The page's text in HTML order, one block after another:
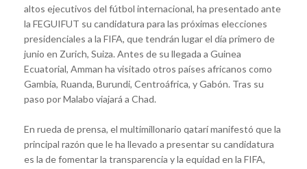
altos ejecutivos del fútbol internacional, ha presentado ante
la FEGUIFUT su candidatura para las próximas elecciones
presidenciales a la FIFA, que tendrán lugar el día primero de
junio en Zurich, Suiza. Antes de su llegada a Guinea
Ecuatorial, Amman ha visitado otros países africanos como
Gambia, Ruanda, Burundi, Centroáfrica, y Gabón. Tras su
paso por Malabo viajará a Chad.
En rueda de prensa, el multimillonario qatarí manifestó que la
principal razón que le ha llevado a presentar su candidatura
es la de fomentar la transparencia y la equidad en la FIFA,